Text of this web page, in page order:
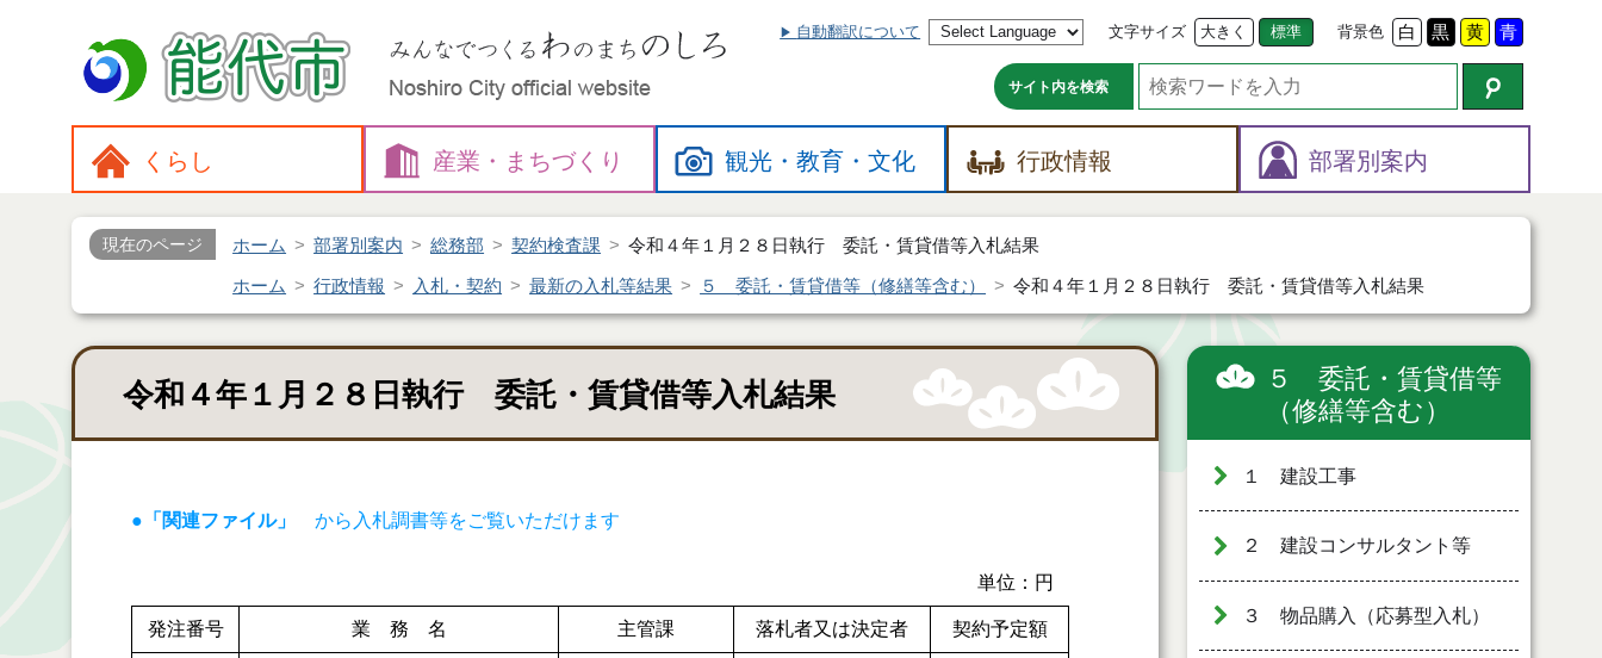
自動翻訳について 文字サイズ 大きく 標準 背景色 白 黒 黄 青
サイト内を検索
くらし 産業・ まちづくり 観光・教育・文化 行政情報 部署別案内
現在のページ ホーム 部署別案内 総務部 契約検査課 令和４年１月２８日執行 委託・賃貸借等入札結果
ホーム 行政情報 入札・契約 最新の入札等結果 ５ 委託・賃貸借等（修繕等含む） 令和４年１月２８日執行 委託・賃貸借等入札結果
令和４年１月２８日執行 委託・賃貸借等入札結果
●「関連ファイル」 から入札調書等をご覧いただけます
単位：円
発注番号 業 務 名 主管課 落札者又は決定者 契約予定額
５ 委託・賃貸借等
（修繕等含む）
１ 建設工事
２ 建設コンサルタント等
３ 物品購入（応募型入札）